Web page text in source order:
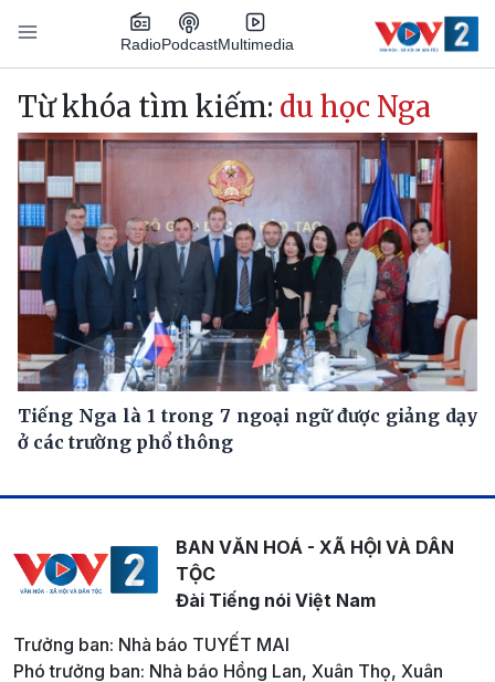
Nhảy đến nội dung
RadioPodcastMultimedia
Main navigation
Từ khóa tìm kiếm: du học Nga
Tiếng Nga là 1 trong 7 ngoại ngữ được giảng dạy
ở các trường phổ thông
BAN VĂN HOÁ - XÃ HỘI VÀ DÂN
TỘC
Đài Tiếng nói Việt Nam
Trưởng ban: Nhà báo TUYẾT MAI
Phó trưởng ban: Nhà báo Hồng Lan, Xuân Thọ, Xuân